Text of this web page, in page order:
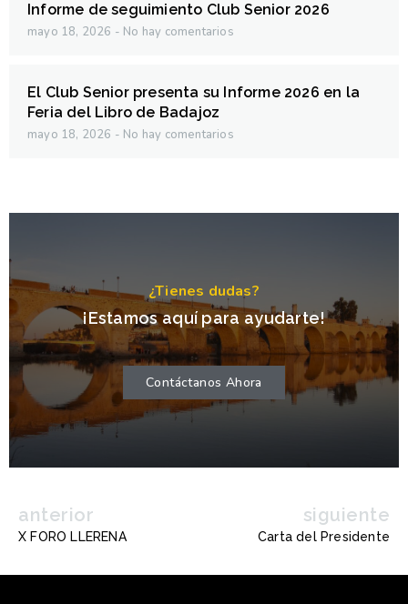
Informe de seguimiento Club Senior 2026
mayo 18, 2026 No hay comentarios
El Club Senior presenta su Informe 2026 en la
Feria del Libro de Badajoz
mayo 18, 2026 No hay comentarios
¿Tienes dudas?
¡Estamos aquí para ayudarte!
Contáctanos Ahora
anterior
X FORO LLERENA
siguiente
Carta del Presidente